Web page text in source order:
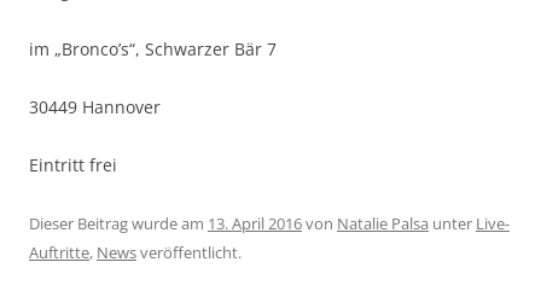
im „Bronco’s“, Schwarzer Bär 7
30449 Hannover
Eintritt frei
Dieser Beitrag wurde am 13. April 2016von Natalie Palsa unter Live-
Auftritte, Newsveröffentlicht.